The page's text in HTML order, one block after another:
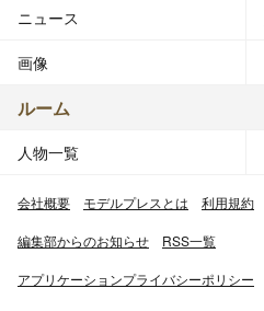
ニュース
画像
ルーム
人物一覧
会社概要 モデルプレスとは 利用規約
編集部からのお知らせ RSS一覧
アプリケーションプライバシーポリシー